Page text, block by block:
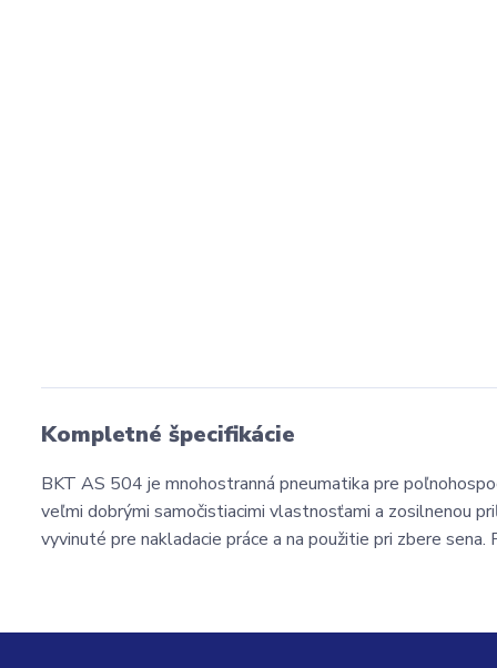
Kompletné špecifikácie
BKT AS 504 je mnohostranná pneumatika pre
veľmi dobrými samočistiacimi vlastnosťami a zosilnenou
vyvinuté pre nakladacie práce a na použitie pri zbere